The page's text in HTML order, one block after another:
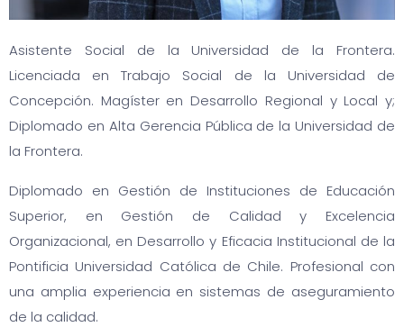
Asistente Social de la Universidad de la Frontera.
Licenciada en Trabajo Social de la Universidad de
Concepción. Magíster en Desarrollo Regional y Local y;
Diplomado en Alta Gerencia Pública de la Universidad de
la Frontera.
Diplomado en Gestión de Instituciones de Educación
Superior, en Gestión de Calidad y Excelencia
Organizacional, en Desarrollo y Eficacia Institucional de la
Pontificia Universidad Católica de Chile. Profesional con
una amplia experiencia en sistemas de aseguramiento
de la calidad.